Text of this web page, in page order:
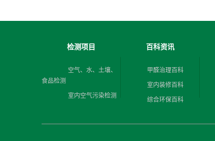
检测项目
空气、水、土壤、
食品检测
室内空气污染检测
百科资讯
甲醛治理百科
室内装修百科
综合环保百科